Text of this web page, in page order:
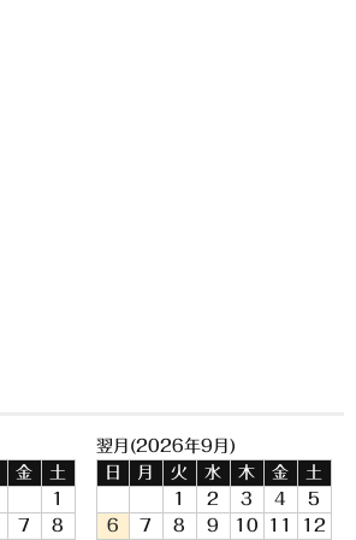
金
土
1
7
8
翌月(2026年9月)
日
月 火 水 木 金
土
1
2 3 4
5
6
7 8 9 10 11
12